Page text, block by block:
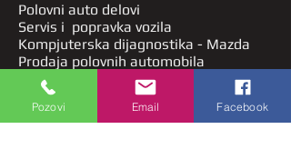
Polovni auto delovi
Servis i popravka vozila
Kompjuterska dijagnostika - Mazda
Prodaja polovnih automobila
Radno vreme
Pon - Pet: 9h - 17h
Sub: 9h - 15h
Pozovi Email Facebook